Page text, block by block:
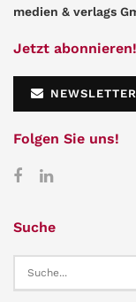
medien & verlags
Jetzt abonnieren!
NEWSLETTER
Folgen Sie uns!
Suche